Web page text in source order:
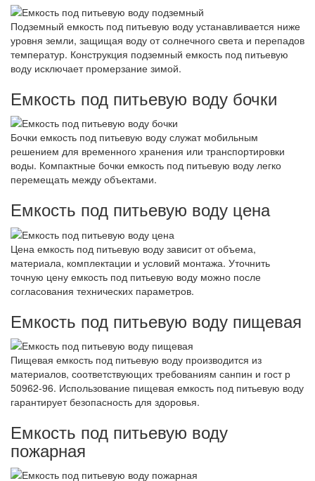
Подземный емкость под питьевую воду устанавливается ниже
уровня земли, защищая воду от солнечного света и перепадов
температур. Конструкция подземный емкость под питьевую
воду исключает промерзание зимой.
Емкость под питьевую воду бочки
Бочки емкость под питьевую воду служат мобильным
решением для временного хранения или транспортировки
воды. Компактные бочки емкость под питьевую воду легко
перемещать между объектами.
Емкость под питьевую воду цена
Цена емкость под питьевую воду зависит от объема,
материала, комплектации и условий монтажа. Уточнить
точную цену емкость под питьевую воду можно после
согласования технических параметров.
Емкость под питьевую воду пищевая
Пищевая емкость под питьевую воду производится из
материалов, соответствующих требованиям санпин и гост р
50962-96. Использование пищевая емкость под питьевую воду
гарантирует безопасность для здоровья.
Емкость под питьевую воду
пожарная